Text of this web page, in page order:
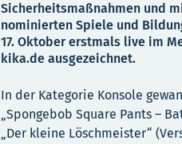
Sicherheitsmaßnahmen und
nominierten Spiele und
17. Oktober erstmals live im
kika.de ausgezeichnet.
In der Kategorie Konsole
„Spongebob Square Pants –
„Der kleine Löschmeister“